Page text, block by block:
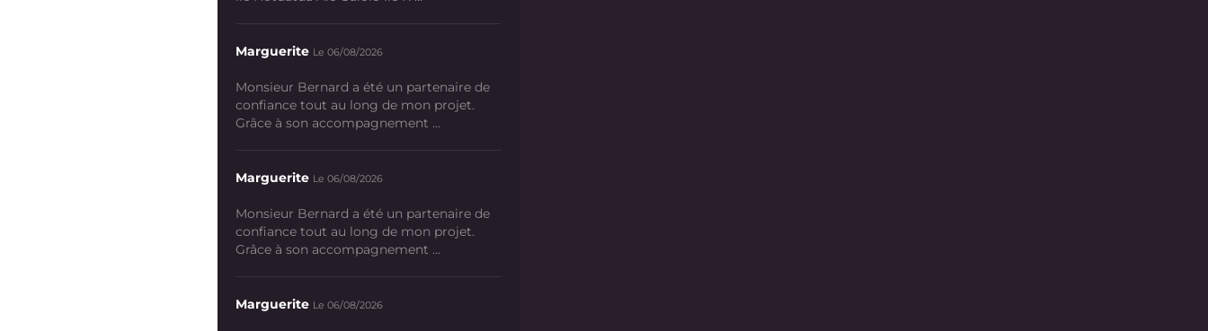
Marguerite Le 06/08/2026
Monsieur Bernard a été un partenaire de
confiance tout au long de mon projet.
Grâce à son accompagnement ...
Marguerite Le 06/08/2026
Monsieur Bernard a été un partenaire de
confiance tout au long de mon projet.
Grâce à son accompagnement ...
Marguerite Le 06/08/2026